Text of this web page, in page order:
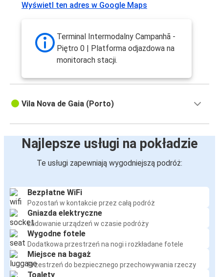
Wyświetl ten adres w Google Maps
Terminal Intermodalny Campanhã -
Piętro 0 | Platforma odjazdowa na
monitorach stacji.
Vila Nova de Gaia (Porto)
Najlepsze usługi na pokładzie
Te usługi zapewniają wygodniejszą podróż:
Bezpłatne WiFi
Pozostań w kontakcie przez całą podróż
Gniazda elektryczne
Ładowanie urządzeń w czasie podróży
Wygodne fotele
Dodatkowa przestrzeń na nogi i rozkładane fotele
Miejsce na bagaż
Przestrzeń do bezpiecznego przechowywania rzeczy
Toalety